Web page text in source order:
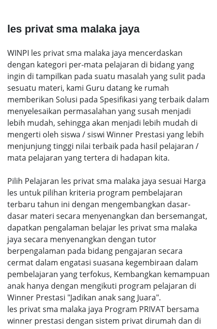
les privat sma malaka jaya
WINPI les privat sma malaka jaya mencerdaskan
dengan kategori per-mata pelajaran di bidang yang
ingin di tampilkan pada suatu masalah yang sulit pada
sesuatu materi, kami Guru datang ke rumah
memberikan Solusi pada Spesifikasi yang terbaik dalam
menyelesaikan permasalahan yang susah menjadi
lebih mudah, sehingga akan menjadi lebih mudah di
mengerti oleh siswa / siswi Winner Prestasi yang lebih
menjunjung tinggi nilai terbaik pada hasil pelajaran /
mata pelajaran yang tertera di hadapan kita.
Pilih Pelajaran les privat sma malaka jaya sesuai Harga
les untuk pilihan kriteria program pembelajaran
terbaru tahun ini dengan mengembangkan dasar-
dasar materi secara menyenangkan dan bersemangat,
dapatkan pengalaman belajar les privat sma malaka
jaya secara menyenangkan dengan tutor
berpengalaman pada bidang pengajaran secara
cermat dalam engatasi suasana kegembiraan dalam
pembelajaran yang terfokus, Kembangkan kemampuan
anak hanya dengan mengikuti program pelajaran di
Winner Prestasi "Jadikan anak sang Juara".
les privat sma malaka jaya Program PRIVAT bersama
winner prestasi dengan sistem privat dirumah dan di